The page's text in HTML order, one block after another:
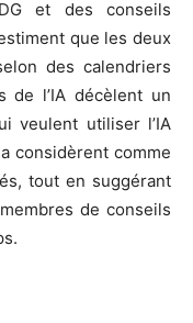
et des conseils
que les deux
des calendriers
de l’IA décèlent un
veulent utiliser l’IA
considèrent comme
tout en suggérant
de conseils